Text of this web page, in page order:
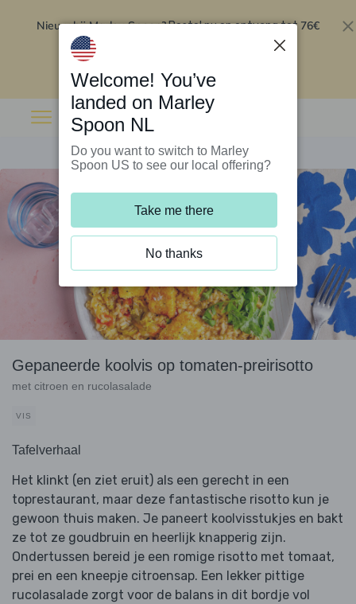
Nieuw bij Marley Spoon?Bestel nu en ontvang tot 76€
Gepaneerde koolvis op tomaten-preirisotto
met citroen en rucolasalade
VIS
Tafelverhaal
Het klinkt (en ziet eruit) als een gerecht in een
toprestaurant, maar deze fantastische risotto kun je
gewoon thuis maken. Je paneert koolvisstukjes en bakt
ze tot ze goudbruin en heerlijk knapperig zijn.
Ondertussen bereid je een romige risotto met tomaat,
prei en een kneepje citroensap. Een lekker pittige
rucolasalade zorgt voor de balans in dit bordje vol
Welcome! You’ve
landed on Marley
Spoon NL
Do you want to switch to Marley
Spoon US to see our local offering?
Take me there
No thanks